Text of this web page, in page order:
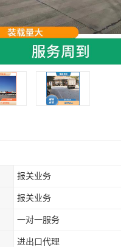
报关业务
报关业务
一对一服务
进出口代理